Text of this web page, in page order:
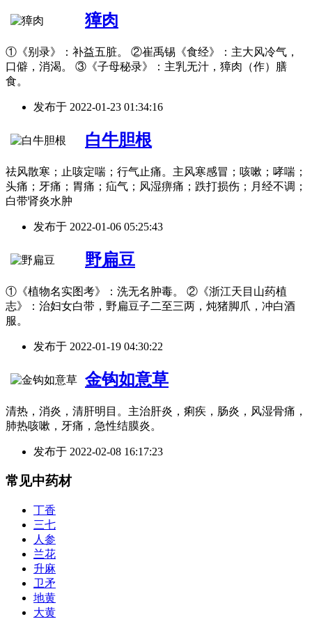
獐肉
①《别录》：补益五脏。 ②崔禹锡《食经》：主大风冷气，
口僻，消渴。 ③《子母秘录》：主乳无汁，獐肉（作）膳
食。
发布于 2022-01-23 01:34:16
白牛胆根
祛风散寒；止咳定喘；行气止痛。主风寒感冒；咳嗽；哮喘；
头痛；牙痛；胃痛；疝气；风湿痹痛；跌打损伤；月经不调；
白带肾炎水肿
发布于 2022-01-06 05:25:43
野扁豆
①《植物名实图考》：洗无名肿毒。 ②《浙江天目山药植
志》：治妇女白带，野扁豆子二至三两，炖猪脚爪，冲白酒
服。
发布于 2022-01-19 04:30:22
金钩如意草
清热，消炎，清肝明目。主治肝炎，痢疾，肠炎，风湿骨痛，
肺热咳嗽，牙痛，急性结膜炎。
发布于 2022-02-08 16:17:23
常见中药材
丁香
三七
人参
兰花
升麻
卫矛
地黄
大黄